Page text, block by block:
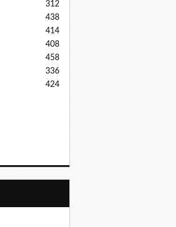
312
438
414
408
458
336
424